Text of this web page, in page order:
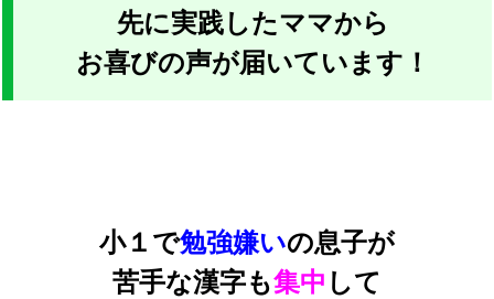
先に実践したママから
お喜びの声が届いています！
小１で勉強嫌いの息子が
苦手な漢字も集中 して